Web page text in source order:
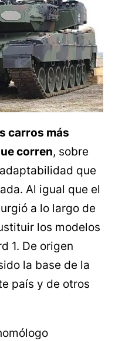
carros más
corren, sobre
que
Al igual que el
a lo largo de
los modelos
1. De origen
la base de la
país y de otros